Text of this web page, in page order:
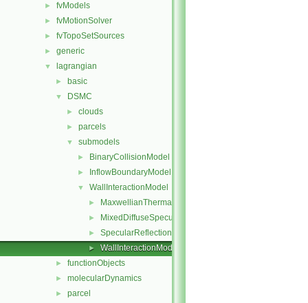
► fvModels
► fvMotionSolver
► fvTopoSetSources
► generic
▼ lagrangian
► basic
▼ DSMC
► clouds
► parcels
▼ submodels
► BinaryCollisionModel
► InflowBoundaryModel
▼ WallInteractionModel
► MaxwellianThermal
► MixedDiffuseSpecular
► SpecularReflection
► WallInteractionModel
► functionObjects
► molecularDynamics
► parcel